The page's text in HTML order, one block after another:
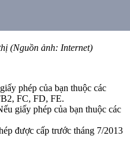
(Nguồn ảnh: Internet)
phép của bạn thuộc các
FC, FD, FE.
giấy phép của bạn thuộc các
được cấp trước tháng 7/2013